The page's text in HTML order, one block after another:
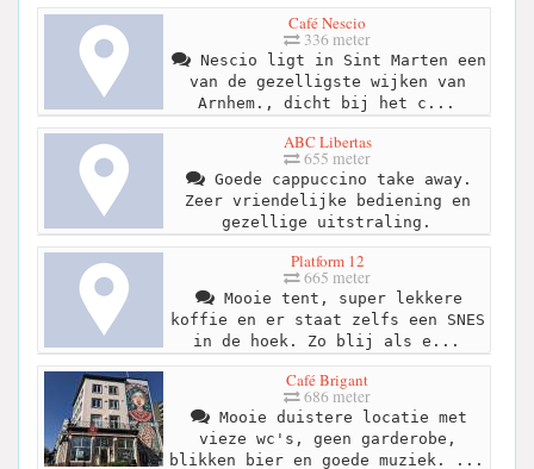
Café Nescio
336 meter
Nescio ligt in Sint Marten een
van de gezelligste wijken van
Arnhem., dicht bij het c...
ABC Libertas
655 meter
Goede cappuccino take away.
Zeer vriendelijke bediening en
gezellige uitstraling.
Platform 12
665 meter
Mooie tent, super lekkere
koffie en er staat zelfs een SNES
in de hoek. Zo blij als e...
Café Brigant
686 meter
Mooie duistere locatie met
vieze wc's, geen garderobe,
blikken bier en goede muziek. ...